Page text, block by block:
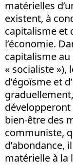
matérielles
existent, à
capitalisme et
l’économie.
capitalisme
« socialiste »),
d’égoïsme et
bien-être des
communiste,
d’abondance,
matérielle à la